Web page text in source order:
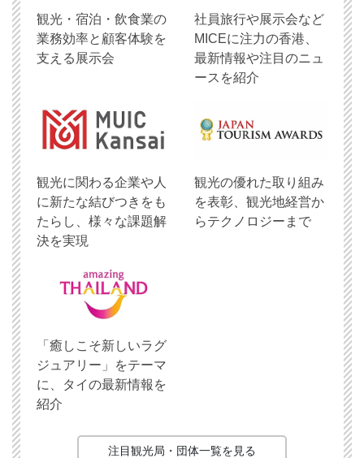
観光・宿泊・飲食業の
業務効率と顧客体験を
支える展示会
社員旅行や展示会など
MICEに注力の香港、
最新情報や注目のニュ
ースを紹介
観光に関わる企業や人
に新たな結びつきをも
たらし、様々な課題解
決を実現
観光の優れた取り組み
を表彰、観光地経営か
らテクノロジーまで
「癒しこそ新しいラグ
ジュアリー」をテーマ
に、タイの最新情報を
紹介
注目観光局・団体一覧を見る